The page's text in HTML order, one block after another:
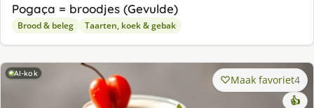
Pogaça = broodjes (Gevulde)
Brood & beleg Taarten, koek & gebak
AI-kok Maak favoriet4
👍